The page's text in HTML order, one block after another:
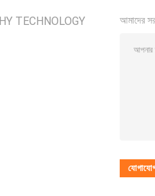
TECHNOLOGY
আমাদের